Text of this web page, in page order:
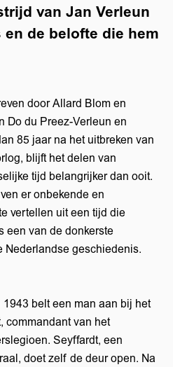
van Jan Verleun
de belofte die hem
door Allard Blom en
Do du Preez-Verleun en
85 jaar na het uitbreken van
blijft het delen van
tijd belangrijker dan ooit.
er onbekende en
vertellen uit een tijd die
een van de donkerste
Nederlandse geschiedenis.
belt een man aan bij het
commandant van het
Seyffardt, een
doet zelf de deur open. Na